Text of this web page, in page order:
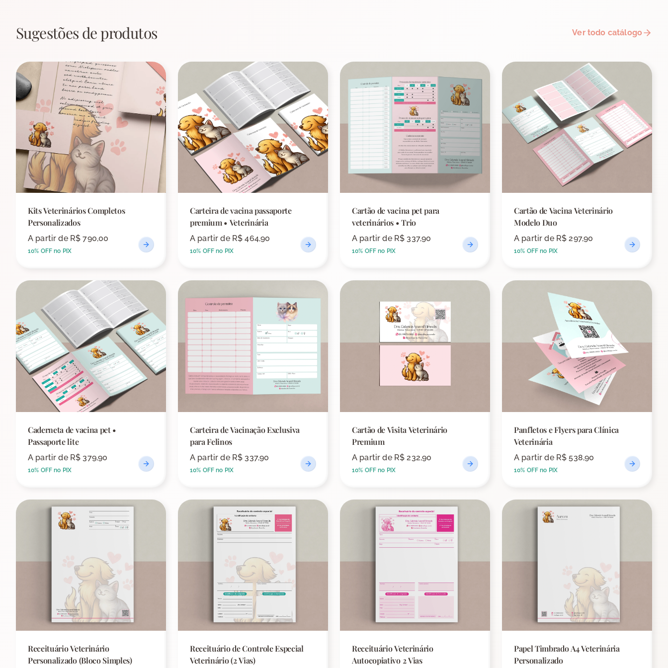
Sugestões de produtos Ver todo catálogo
Kits Veterinários Completos
Personalizados
A partir de R$ 790,00
10% OFF no PIX
Carteira de vacina passaporte
premium • Veterinária
A partir de R$ 464,90
10% OFF no PIX
Cartão de vacina pet para
veterinários • Trio
A partir de R$ 337,90
10% OFF no PIX
Cartão de Vacina Veterinário
Modelo Duo
A partir de R$ 297,90
10% OFF no PIX
Caderneta de vacina pet •
Passaporte lite
A partir de R$ 379,90
10% OFF no PIX
Carteira de Vacinação Exclusiva
para Felinos
A partir de R$ 337,90
10% OFF no PIX
Cartão de Visita Veterinário
Premium
A partir de R$ 232,90
10% OFF no PIX
Panfletos e Flyers para Clínica
Veterinária
A partir de R$ 538,90
10% OFF no PIX
Receituário Veterinário
Personalizado (Bloco Simples)
Receituário de Controle Especial
Veterinário (2 Vias)
Receituário Veterinário
Autocopiativo 2 Vias
Papel Timbrado A4 Veterinária
Personalizado